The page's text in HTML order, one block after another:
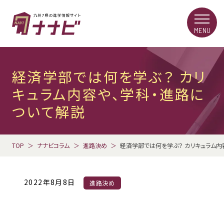
経済学部では何を学ぶ？ カリ
キュラム内容や、学科・進路に
ついて解説
TOP ナナビコラム 進路決め 経済学部では何を学ぶ？ カリキュラム内
2022年8月8日 進路決め
MENU